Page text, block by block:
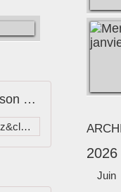
saint-gérand et son pont du brouz - Recherche Google
https://www.google.fr/search?q=saint-g%C3%A9rand+et+son+pont+du+brouz&client=firefox-a&hs=xoi&rls=org.mozilla:fr:official&source=lnms&tbm=isch&sa=X&ei=x9tsUpeHJcTt0gW16oCoCw&ved=0CAkQ_AUoAQ&biw=1013&bih=599
2026
Juin